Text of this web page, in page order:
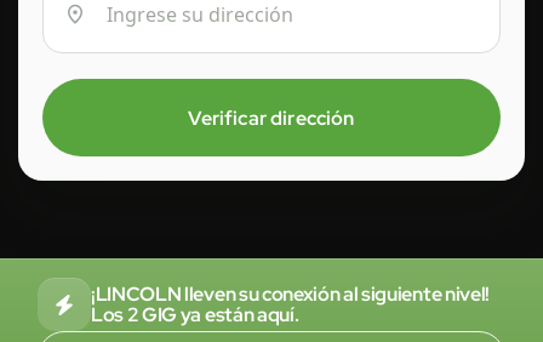
Verificar dirección
¡LINCOLN lleven su conexión al siguiente nivel!
Los 2 GIG ya están aquí.